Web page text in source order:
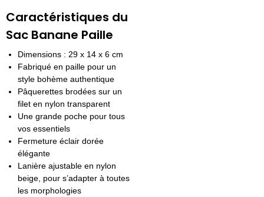
Caractéristiques du
Sac Banane Paille
Dimensions : 29 x 14 x 6 cm
Fabriqué en paille pour un
style bohème authentique
Pâquerettes brodées sur un
filet en nylon transparent
Une grande poche pour tous
vos essentiels
Fermeture éclair dorée
élégante
Lanière ajustable en nylon
beige, pour s’adapter à toutes
les morphologies